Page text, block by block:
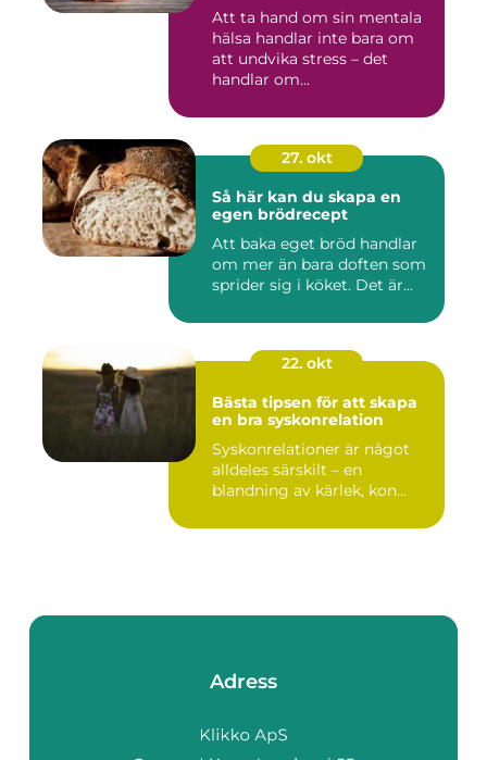
Att ta hand om sin mentala
hälsa handlar inte bara om
att undvika stress – det
handlar om...
27. okt
Så här kan du skapa en
egen brödrecept
Att baka eget bröd handlar
om mer än bara doften som
sprider sig i köket. Det är...
22. okt
Bästa tipsen för att skapa
en bra syskonrelation
Syskonrelationer är något
alldeles särskilt – en
blandning av kärlek, kon...
Adress